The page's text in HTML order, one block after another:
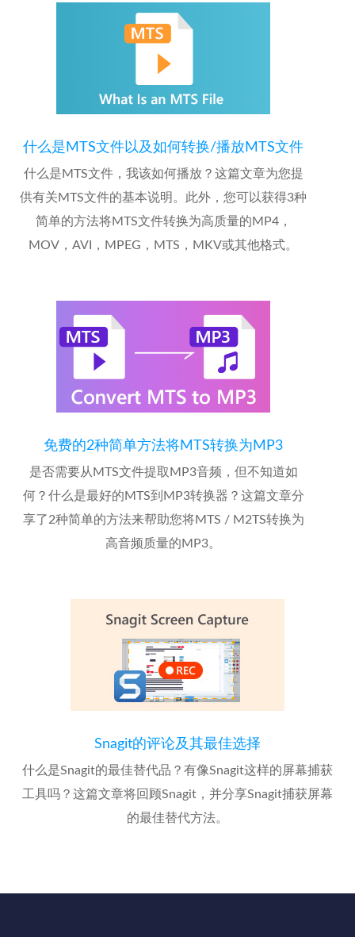
什么是MTS文件以及如何转换/播放MTS文件
什么是MTS文件，我该如何播放？这篇文章为您提
供有关MTS文件的基本说明。此外，您可以获得3种
简单的方法将MTS文件转换为高质量的MP4，
MOV，AVI，MPEG，MTS，MKV或其他格式。
免费的2种简单方法将MTS转换为MP3
是否需要从MTS文件提取MP3音频，但不知道如
何？什么是最好的MTS到MP3转换器？这篇文章分
享了2种简单的方法来帮助您将MTS / M2TS转换为
高音频质量的MP3。
Snagit的评论及其最佳选择
什么是Snagit的最佳替代品？有像Snagit这样的屏幕捕获
工具吗？这篇文章将回顾Snagit，并分享Snagit捕获屏幕
的最佳替代方法。